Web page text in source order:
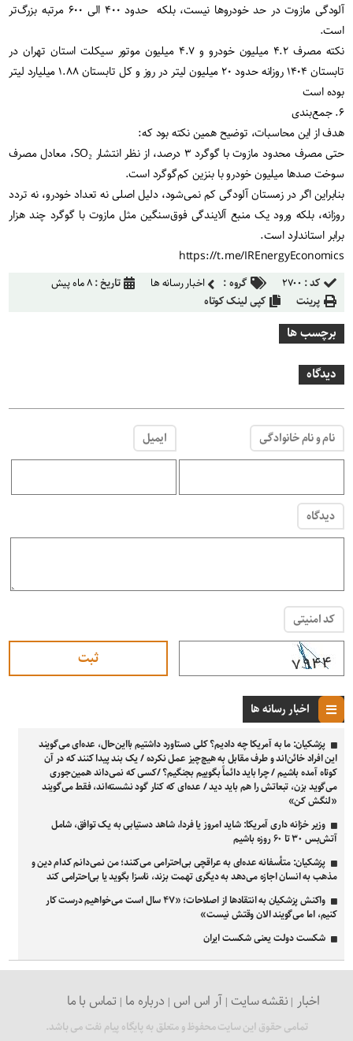
آلودگی مازوت در حد خودروها نیست، بلکه حدود ۴۰۰ الی ۶۰۰ مرتبه بزرگ‌تر
است.
نکته مصرف ۴.۲ میلیون خودرو و ۴.۷ میلیون موتور سیکلت استان تهران در
تابستان ۱۴۰۴ روزانه حدود ۲۰ میلیون لیتر در روز و کل تابستان ۱.۸۸ میلیارد لیتر
بوده است
۶. جمع‌بندی
هدف از این محاسبات، توضیح همین نکته بود که:
حتی مصرف محدود مازوت با گوگرد ۳ درصد، از نظر انتشار SO₂، معادل مصرف
سوخت صدها میلیون خودرو با بنزین کم‌گوگرد است.
بنابراین اگر در زمستان آلودگی کم نمی‌شود، دلیل اصلی نه تعداد خودرو، نه تردد
روزانه، بلکه ورود یک منبع آلایندگی فوق‌سنگین مثل مازوت با گوگرد چند هزار
برابر استاندارد است.
https://t.me/IREnergyEconomics
کد : ۲۷۰۰ گروه : اخبار رسانه ها تاریخ :۸ ماه پیش
پرینت
کپی لینک کوتاه
برچسب ها
دیدگاه
نام و نام خانوادگی ایمیل
دیدگاه
کد امنیتی
اخبار رسانه ها
پزشکیان: ما به آمریکا چه دادیم؟ کلی دستاورد داشتیم بااین‌حال، عده‌ای می‌گویند
این افراد خائن‌اند و طرف مقابل به هیچ‌چیز عمل نکرده / یک بند پیدا کنند که در آن
کوتاه آمده باشیم / چرا باید دائماً بگوییم بجنگیم؟ /کسی که نمی‌داند همین‌جوری
می‌گوید بزن، تبعاتش را هم باید دید / عده‌ای که کنار گود نشسته‌اند، فقط می‌گویند
«لنگش کن»
وزیر خزانه داری آمریکا: شاید امروز یا فردا، شاهد دستیابی به یک توافق، شامل
آتش‌بس ۳۰ تا ۶۰ روزه باشیم
پزشکیان: متأسفانه عده‌ای به عراقچی بی‌احترامی می‌کنند؛ من نمی‌دانم کدام دین و
مذهب به انسان اجازه می‌دهد به دیگری تهمت بزند، ناسزا بگوید یا بی‌احترامی کند
واکنش پزشکیان به انتقادها از اصلاحات؛ «۴۷ سال است می‌خواهیم درست کار
کنیم، اما می‌گویند الان وقتش نیست»
شکست دولت یعنی شکست ایران
اخبار نقشه سایت آر اس اس درباره ما تماس با ما
تمامی حقوق این سایت محفوظ و متعلق به پایگاه پیام نفت می باشد.